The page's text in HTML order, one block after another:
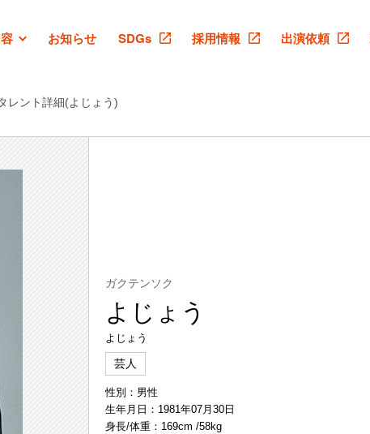
お知らせ SDGs 採用情報 出演依頼
レント詳細(よじょう)
ガクテンソク
よじょう
よじょう
芸人
性別：男性
生年月日：1981年07月30日
身長/体重：169cm /58kg